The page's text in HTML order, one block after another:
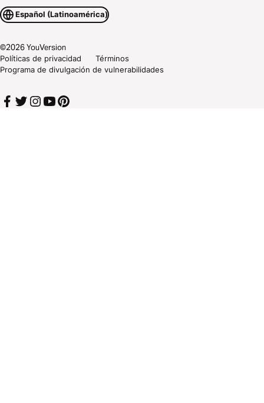
Español (Latinoamérica)
©2026YouVersion
Políticas de privacidad
Términos
Programa de divulgación de vulnerabilidades